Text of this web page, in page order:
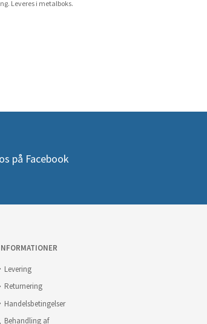
Leveres i metalboks.
på Facebook
Levering
Returnering
Handelsbetingelser
Behandling af